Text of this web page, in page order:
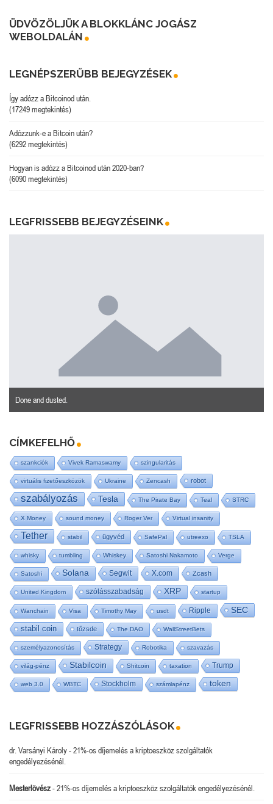
ÜDVÖZÖLJÜK A BLOKKLÁNC JOGÁSZ
WEBOLDALÁN
LEGNÉPSZERŰBB BEJEGYZÉSEK
Így adózz a Bitcoinod után.
(17249 megtekintés)
Adózzunk-e a Bitcoin után?
(6292 megtekintés)
Hogyan is adózz a Bitcoinod után 2020-ban?
(6090 megtekintés)
LEGFRISSEBB BEJEGYZÉSEINK
Done and dusted.
CÍMKEFELHŐ
szankciók Vivek Ramaswamy szingularitás
virtuális fizetőeszközök Ukraine Zencash robot
szabályozás Tesla The Pirate Bay Teal STRC
X Money sound money Roger Ver Virtual insanity
Tether stabil ügyvéd SafePal utreexo TSLA
whisky tumbling Whiskey Satoshi Nakamoto Verge
Satoshi Solana Segwit X.com Zcash
United Kingdom szólásszabadság XRP startup
Wanchain Visa Timothy May usdt Ripple SEC
stabil coin tőzsde The DAO WallStreetBets
személyazonosítás Strategy Robotika szavazás
világ-pénz Stabilcoin Shitcoin taxation Trump
web 3.0 WBTC Stockholm számlapénz token
LEGFRISSEBB HOZZÁSZÓLÁSOK
dr. Varsányi Károly-21%-os díjemelés a kriptoeszköz szolgáltatók
engedélyezésénél.
Mesterlövész-21%-os díjemelés a kriptoeszköz szolgáltatók engedélyezésénél.